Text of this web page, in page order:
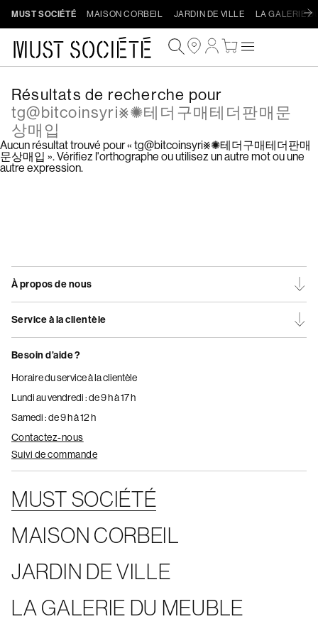
MUST SOCIÉTÉ MAISON CORBEIL JARDIN DE VILLE LA GALERIE
Connexion
Panier
Résultats de recherche pour
tg@bitcoinsyri⨳✺테더구매테더판매문
상매입
Aucun résultat trouvé pour « tg@bitcoinsyri⨳✺테더구매테더판매
문상매입 ». Vérifiez l'orthographe ou utilisez un autre mot ou une
autre expression.
À propos de nous
Service à la clientèle
Besoin d’aide ?
Horaire du service à la clientèle
Lundi au vendredi : de 9 h à 17 h
Samedi : de 9 h à 12 h
Contactez-nous
Suivi de commande
MUST SOCIÉTÉ
MAISON CORBEIL
JARDIN DE VILLE
LA GALERIE DU MEUBLE